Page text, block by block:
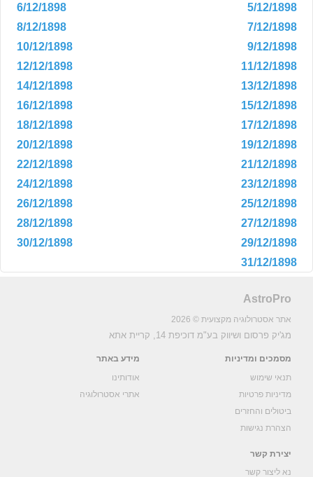
5/12/1898
6/12/1898
7/12/1898
8/12/1898
9/12/1898
10/12/1898
11/12/1898
12/12/1898
13/12/1898
14/12/1898
15/12/1898
16/12/1898
17/12/1898
18/12/1898
19/12/1898
20/12/1898
21/12/1898
22/12/1898
23/12/1898
24/12/1898
25/12/1898
26/12/1898
27/12/1898
28/12/1898
29/12/1898
30/12/1898
31/12/1898
AstroPro
אתר אסטרולוגיה מקצועית © 2026
מג'יק פרסום ושיווק בע"מ דוכיפת 14, קריית אתא
מסמכים ומדיניות
תנאי שימוש
מדיניות פרטיות
ביטולים והחזרים
הצהרת נגישות
מידע באתר
אודותינו
אתרי אסטרולוגיה
יצירת קשר
נא ליצור קשר